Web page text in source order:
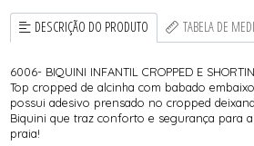
DESCRIÇÃO DO PRODUTO TABELA DE
6006- BIQUINI INFANTIL CROPPED E
Top cropped de alcinha com babado
possui adesivo prensado no cropped
Biquini que traz conforto e segurança para
praia!